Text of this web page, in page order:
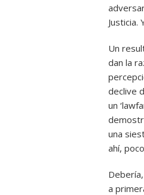
Justicia.
Un
dan la
declive
un
una
ahí,
a